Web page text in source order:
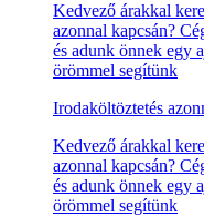
Kedvező árakkal
azonnal kapcsán?
és adunk önnek egy
örömmel segítünk
Irodaköltöztetés
Kedvező árakkal
azonnal kapcsán?
és adunk önnek egy
örömmel segítünk